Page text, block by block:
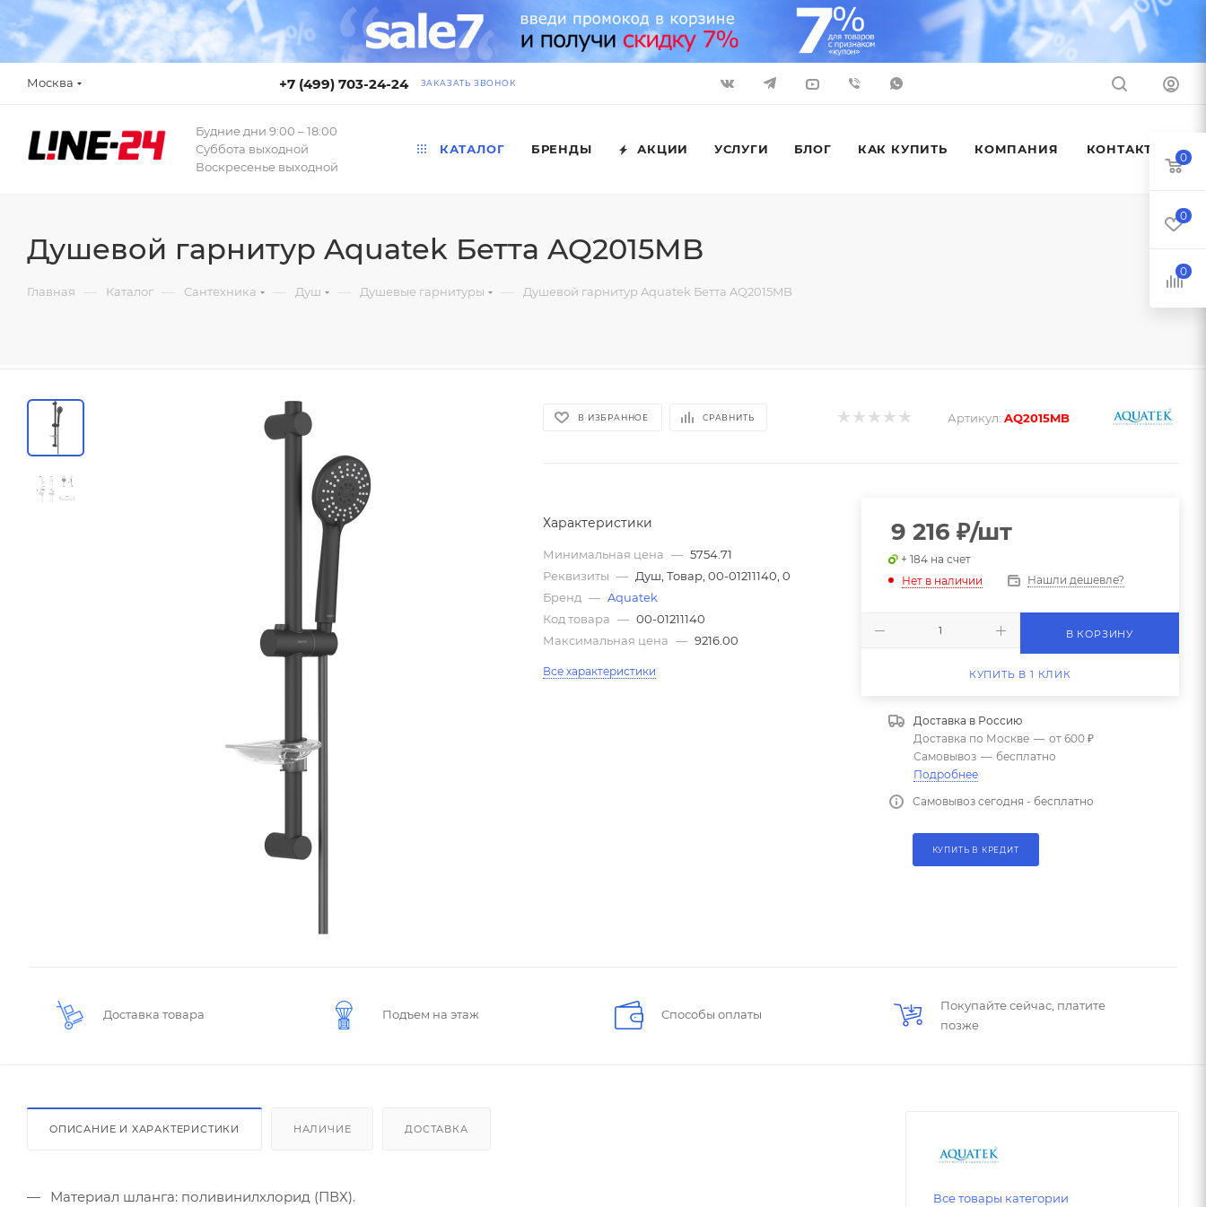
Москва +7 (499) 703-24-24 ЗАКАЗАТЬ ЗВОНОК
Будние дни 9:00 – 18:00
Суббота выходной
Воскресенье выходной
КАТАЛОГ БРЕНДЫ АКЦИИ УСЛУГИ БЛОГ КАК КУПИТЬ КОМПАНИЯ КОНТАКТЫ
Душевой гарнитур Aquatek Бетта AQ2015MB
Главная — Каталог — Сантехника — Душ — Душевые гарнитуры — Душевой гарнитур Aquatek Бетта AQ2015MB
В ИЗБРАННОЕ СРАВНИТЬ Артикул: AQ2015MB
Характеристики
Минимальная цена — 5754.71
Реквизиты — Душ, Товар, 00-01211140, 0
Бренд — Aquatek
Код товара — 00-01211140
Максимальная цена — 9216.00
Все характеристики
9 216 ₽/шт
+ 184 на счет
Нет в наличии
Нашли дешевле?
В КОРЗИНУ
КУПИТЬ В 1 КЛИК
Доставка в Россию
Доставка по Москве — от 600 ₽
Самовывоз — бесплатно
Подробнее
Самовывоз сегодня - бесплатно
КУПИТЬ В КРЕДИТ
Доставка товара Подъем на этаж Способы оплаты
Покупайте сейчас, платите
позже
ОПИСАНИЕ И ХАРАКТЕРИСТИКИ НАЛИЧИЕ ДОСТАВКА
Материал шланга: поливинилхлорид (ПВХ).
Все товары категории
0
0
0